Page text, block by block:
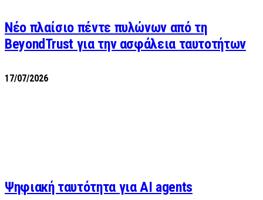
Νέο πλαίσιο πέντε πυλώνων από τη
BeyondTrust για την ασφάλεια ταυτοτήτων
17/07/2026
Ψηφιακή ταυτότητα για AI agents